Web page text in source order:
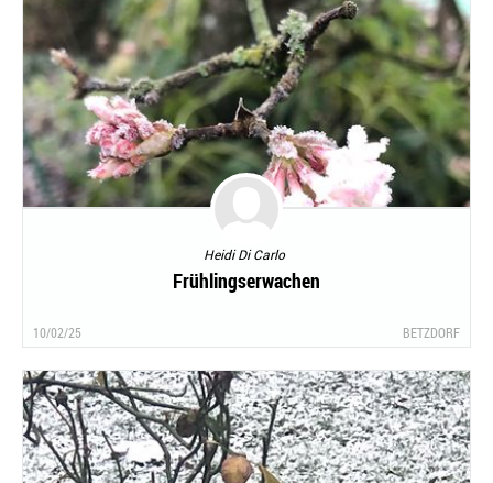
Heidi Di Carlo
Frühlingserwachen
10/02/25 BETZDORF